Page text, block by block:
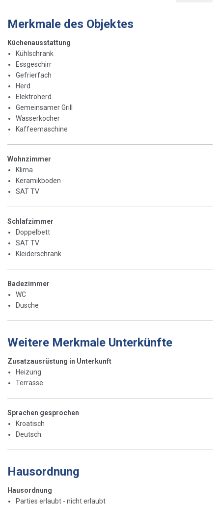
Merkmale des Objektes
Küchenausstattung
Kühlschrank
Essgeschirr
Gefrierfach
Herd
Elektroherd
Gemeinsamer Grill
Wasserkocher
Kaffeemaschine
Wohnzimmer
Klima
Keramikboden
SAT TV
Schlafzimmer
Doppelbett
SAT TV
Kleiderschrank
Badezimmer
WC
Dusche
Weitere Merkmale Unterkünfte
Zusatzausrüstung in Unterkunft
Heizung
Terrasse
Sprachen gesprochen
Kroatisch
Deutsch
Hausordnung
Hausordnung
Parties erlaubt - nicht erlaubt